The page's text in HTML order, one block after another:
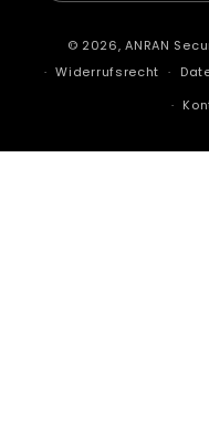
© 2026,ANRAN
Widerrufsrecht